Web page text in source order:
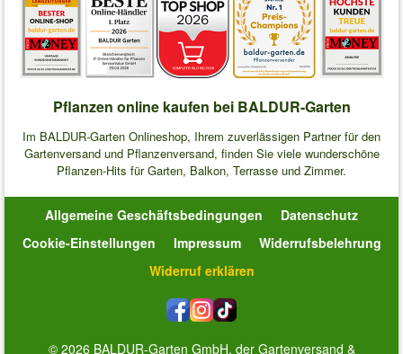
Pflanzen online kaufen bei BALDUR-Garten
Im BALDUR-Garten Onlineshop, Ihrem zuverlässigen Partner für den
Gartenversand und Pflanzenversand, finden Sie viele wunderschöne
Pflanzen-Hits für Garten, Balkon, Terrasse und Zimmer.
Allgemeine Geschäftsbedingungen
Datenschutz
Cookie-Einstellungen
Impressum
Widerrufsbelehrung
Widerruf erklären
© 2026 BALDUR-Garten GmbH, der Gartenversand &